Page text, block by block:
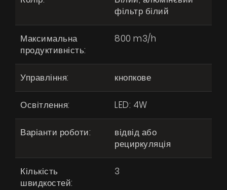
фільтр білий
Максимальна
продуктивність:
800 m3/h
Управління: кнопкове
Освітлення: LED: 4W
Варіанти роботи:
відвід або
рециркуляція
Кількість
швидкостей:
3